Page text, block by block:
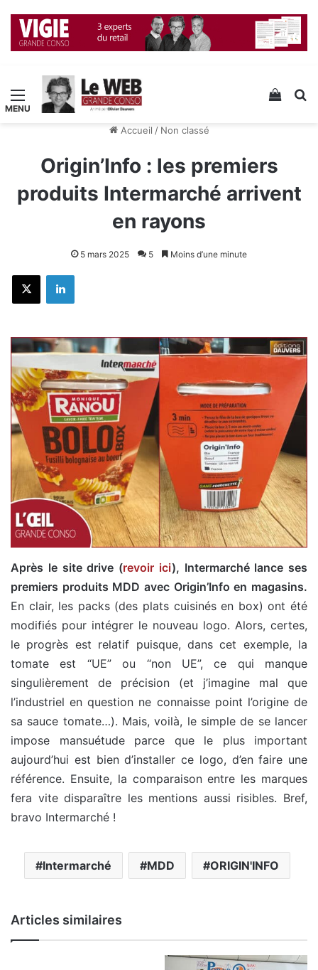
Menu Voir
Accueil / Non classé
Origin’Info : les premiers
produits Intermarché arrivent
en rayons
5 mars 2025 5 Moins d’une minute
X Linkedin
Après le site drive (revoir ici), Intermarché lance ses
premiers produits MDD avec Origin’Info en magasins.
En clair, les packs (des plats cuisinés en box) ont été
modifiés pour intégrer le nouveau logo. Alors, certes,
le progrès est relatif puisque, dans cet exemple, la
tomate est “UE” ou “non UE”, ce qui manque
singulièrement de précision (et j’imagine mal que
l’industriel en question ne connaisse point l’origine de
sa sauce tomate…). Mais, voilà, le simple de se lancer
impose mansuétude parce que le plus important
aujourd’hui est bien d’installer ce logo, d’en faire une
référence. Ensuite, la comparaison entre les marques
fera vite disparaître les mentions aussi risibles. Bref,
bravo Intermarché !
Intermarché MDD ORIGIN'INFO
Articles similaires